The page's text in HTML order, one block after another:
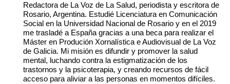
Redactora de La Voz de La Salud, periodista y escritora de
Rosario, Argentina. Estudié Licenciatura en Comunicación
Social en la Universidad Nacional de Rosario y en el 2019
me trasladé a España gracias a una beca para realizar el
Máster en Produción Xornalística e Audiovisual de La Voz
de Galicia. Mi misión es difundir y promover la salud
mental, luchando contra la estigmatización de los
trastornos y la psicoterapia, y creando recursos de fácil
acceso para aliviar a las personas en momentos difíciles.